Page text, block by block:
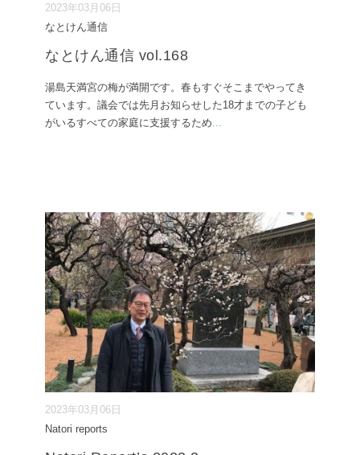
2023年03月06日
なとけん通信
なとけん通信 vol.168
湯島天満宮の梅が満開です。春もすぐそこまでやってき
ています。議会では先月お知らせした18才までの子ども
がいるすべての家庭に支援するため
2023年03月06日
Natori reports